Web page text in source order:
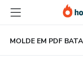
para
conteúdo
principal
para
pagamento
para
rodapé